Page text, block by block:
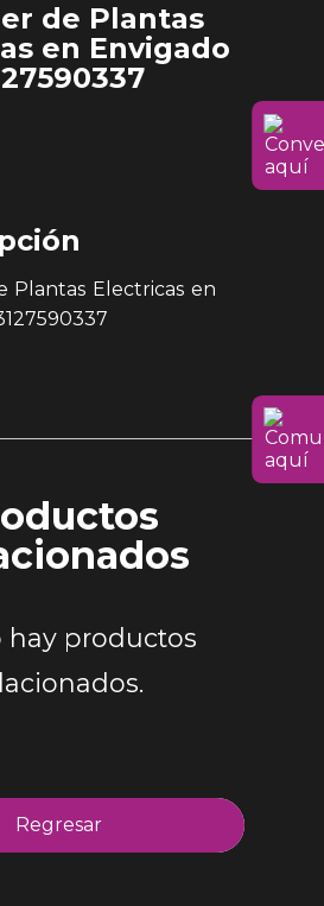
de Plantas
en Envigado
Plantas Electricas en
hay productos
Regresar